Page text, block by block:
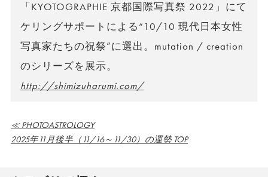
「KYOTOGRAPHIE 京都国際写真祭 2022」にて
ケリングサポートによる“10/10 現代日本女性
写真家たちの祝祭”に選出。mutation / creation
のシリーズを展示。
http://shimizuharumi.com/
≪ PHOTOASTROLOGY
2025年11月後半（11/16～11/30）の運勢 TOP